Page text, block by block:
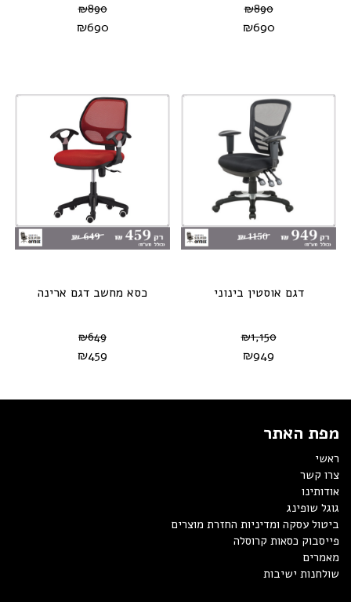
₪890
₪690
₪890
₪690
דגם אוסטין בינוני
₪1,150
₪949
כסא מחשב דגם ארינה
₪649
₪459
מפת האתר
ראשי
צרו קשר
אודותינו
גוגל שופינג
ביטול עסקה ומדיניות החזרת מוצרים
פייסבוק כסאות קרוסלה
מאמרים
שולחנות ישיבות